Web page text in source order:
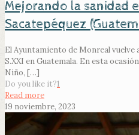
Mejorando la sanidad
Sacatepéquez
El Ayuntamiento de Monreal vuelve
S.XXI en Guatemala. En esta
Niño, […]
Do you like it?1
Read more
19 noviembre, 2023